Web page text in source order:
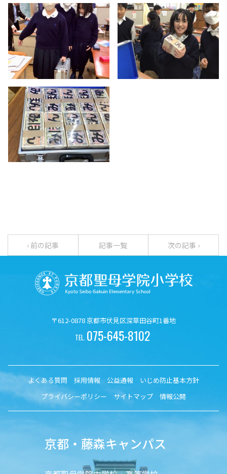
‹ 前の記事 記事一覧 次の記事 ›
〒612-0878 京都市伏見区深草田谷町1番地
TEL. 075-645-8102
よくある質問 採用情報 公益通報
いじめ防止基本方針
プライバシーポリシー
サイトマップ 情報公開
京都・藤森キャンパス